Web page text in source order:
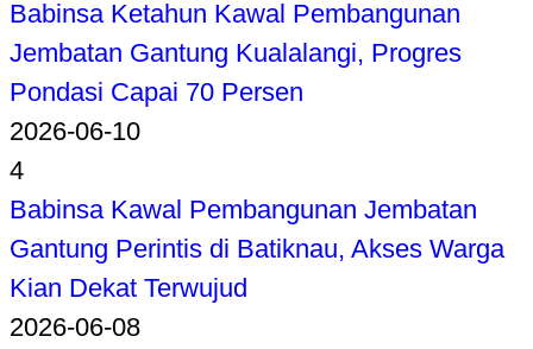
Babinsa Ketahun Kawal Pembangunan
Jembatan Gantung Kualalangi, Progres
Pondasi Capai 70 Persen
2026-06-10
4
Babinsa Kawal Pembangunan Jembatan
Gantung Perintis di Batiknau, Akses Warga
Kian Dekat Terwujud
2026-06-08